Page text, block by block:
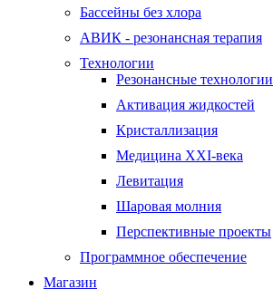
Бассейны без хлора
АВИК - резонансная терапия
Технологии
Резонансные технологии
Активация жидкостей
Кристаллизация
Медицина XXI-века
Левитация
Шаровая молния
Перспективные проекты
Программное обеспечение
Магазин